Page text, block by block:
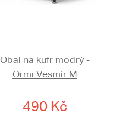
Obal na kufr modrý -
Ormi Vesmír M
490 Kč